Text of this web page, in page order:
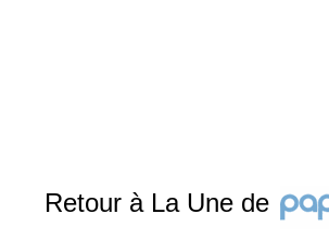
Retour à La Une de